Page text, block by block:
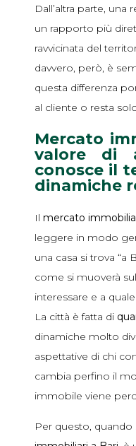
Dall’altra parte, una
un rapporto più
ravvicinata del
davvero, però, è
questa differenza
al cliente o resta
Mercato
valore di
conosce il
dinamiche
Il mercato
leggere in modo
una casa si trova “a
come si muoverà
interessare e a
La città è fatta di
dinamiche molto
aspettative di chi
cambia perfino il
immobile viene
Per questo, quando